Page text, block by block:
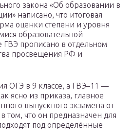
закона «Об образовании в
написано, что итоговая
оценки степени и уровня
образовательной
прописано в отдельном
просвещения РФ и
ОГЭ в 9 классе, а ГВЭ–11 —
ясно из приказа, главное
выпускного экзамена от
том, что он предназначен для
под определённые